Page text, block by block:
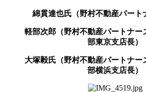
綿貫達也氏（野村不動産パート
軽部次郎（野村不動産パートナー
部東京支店長）
大塚毅氏（野村不動産パートナー
部横浜支店長）